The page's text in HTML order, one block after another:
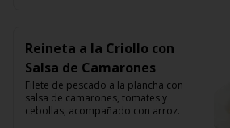
Reineta a la Criollo con
Salsa de Camarones
Filete de pescado a la plancha con
salsa de camarones, tomates y
cebollas, acompañado con arroz.